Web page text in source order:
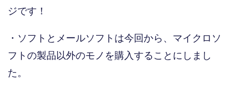
ジです！
・ソフトとメールソフトは今回から、マイクロソ
フトの製品以外のモノを購入することにしまし
た。